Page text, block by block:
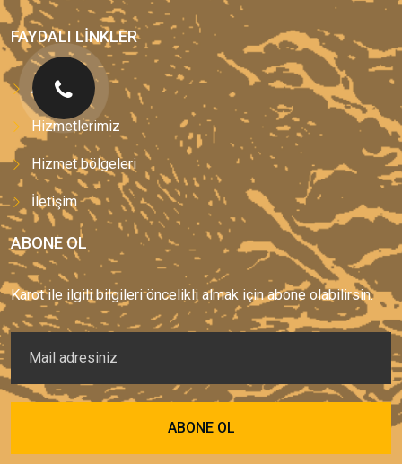
FAYDALI LINKLER
Anasayfa
Hizmetlerimiz
Hizmet bölgeleri
İletişim
ABONE OL
Karot ile ilgili bilgileri öncelikli almak için abone olabilirsin.